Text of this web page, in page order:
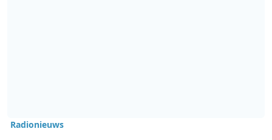
Radionieuws